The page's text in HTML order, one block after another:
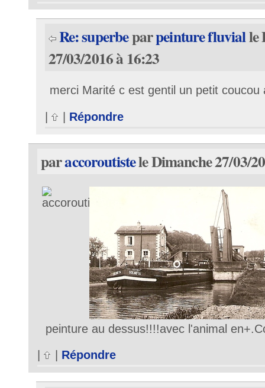
Re: superbeparpeinture fluvialle
27/03/2016 à 16:23
merci Marité c est gentil un petit coucou
Répondre
paraccoroutistele Dimanche 27/03/
peinture au dessus!!!!avec l'animal
Répondre